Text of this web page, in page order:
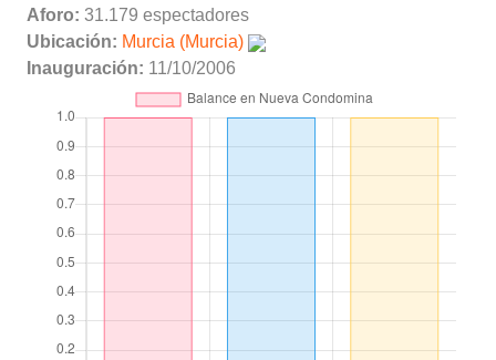
Aforo: 31.179 espectadores
Ubicación: Murcia (Murcia)
Inauguración: 11/10/2006